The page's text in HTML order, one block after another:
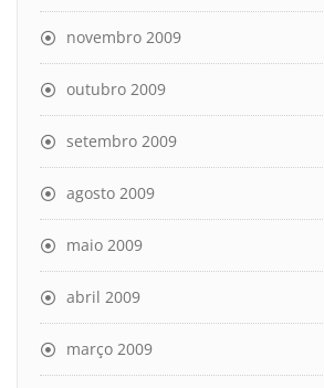
novembro 2009
outubro 2009
setembro 2009
agosto 2009
maio 2009
abril 2009
março 2009